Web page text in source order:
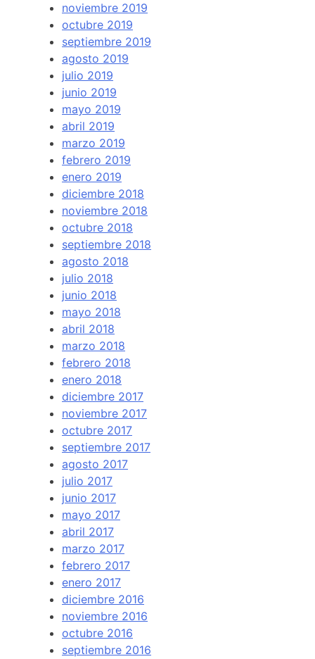
noviembre 2019
octubre 2019
septiembre 2019
agosto 2019
julio 2019
junio 2019
mayo 2019
abril 2019
marzo 2019
febrero 2019
enero 2019
diciembre 2018
noviembre 2018
octubre 2018
septiembre 2018
agosto 2018
julio 2018
junio 2018
mayo 2018
abril 2018
marzo 2018
febrero 2018
enero 2018
diciembre 2017
noviembre 2017
octubre 2017
septiembre 2017
agosto 2017
julio 2017
junio 2017
mayo 2017
abril 2017
marzo 2017
febrero 2017
enero 2017
diciembre 2016
noviembre 2016
octubre 2016
septiembre 2016